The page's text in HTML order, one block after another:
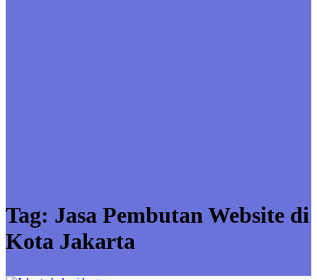
Tag: Jasa Pembutan Website di
Kota Jakarta